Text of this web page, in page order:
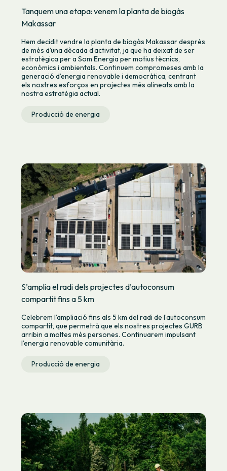
Tanquem una etapa: venem la planta de biogàs
Makassar
Hem decidit vendre la planta de biogàs Makassar després
de més d’una dècada d’activitat, ja que ha deixat de ser
estratègica per a Som Energia per motius tècnics,
econòmics i ambientals. Continuem compromeses amb la
generació d’energia renovable i democràtica, centrant
els nostres esforços en projectes més alineats amb la
nostra estratègia actual.
Producció de energia
S’amplia el radi dels projectes d’autoconsum
compartit fins a 5 km
Celebrem l’ampliació fins als 5 km del radi de l’autoconsum
compartit, que permetrà que els nostres projectes GURB
arribin a moltes més persones. Continuarem impulsant
l’energia renovable comunitària.
Producció de energia